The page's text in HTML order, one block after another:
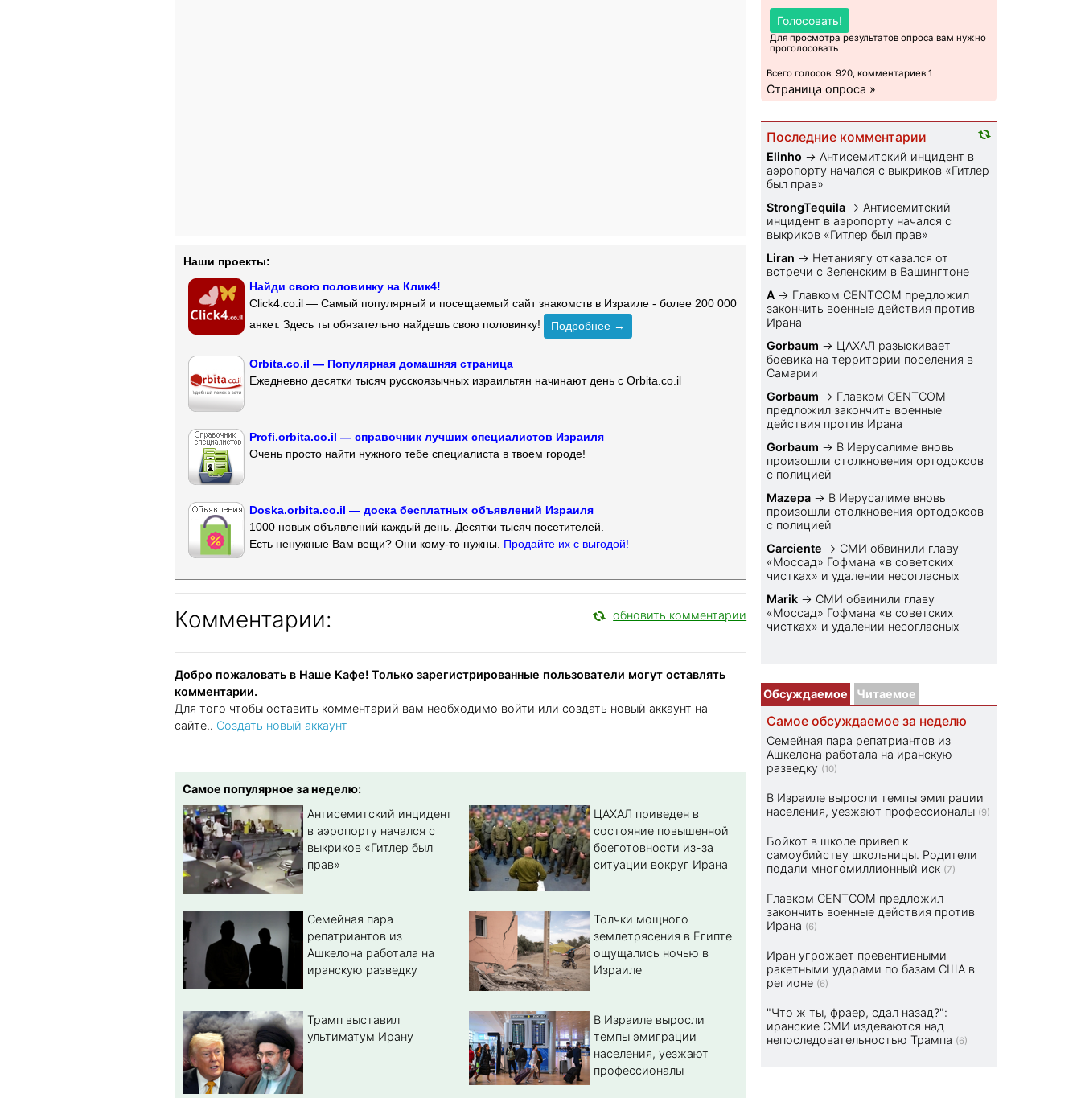
Наши проекты:
Найди свою половинку на Клик4!
Click4.co.il — Самый популярный и посещаемый сайт знакомств в Израиле - более 200 000
анкет. Здесь ты обязательно найдешь свою половинку!
Подробнее →
Orbita.co.il — Популярная домашняя страница
Ежедневно десятки тысяч русскоязычных израильтян начинают день с Orbita.co.il
Profi.orbita.co.il — справочник лучших специалистов Израиля
Очень просто найти нужного тебе специалиста в твоем городе!
Doska.orbita.co.il — доска бесплатных объявлений Израиля
1000 новых объявлений каждый день. Десятки тысяч посетителей.
Есть ненужные Вам вещи? Они кому-то нужны. Продайте их с выгодой!
Комментарии: обновить комментарии
Добро пожаловать в Наше Кафе! Только зарегистрированные пользователи могут оставлять
комментарии.
Для того чтобы оставить комментарий вам необходимо войти или создать новый аккаунт на
сайте.. Создать новый аккаунт
Самое популярное за неделю:
Антисемитский инцидент
в аэропорту начался с
выкриков «Гитлер был
прав»
ЦАХАЛ приведен в
состояние повышенной
боеготовности из-за
ситуации вокруг Ирана
Семейная пара
репатриантов из
Ашкелона работала на
иранскую разведку
Толчки мощного
землетрясения в Египте
ощущались ночью в
Израиле
Трамп выставил
ультиматум Ирану
В Израиле выросли
темпы эмиграции
населения, уезжают
профессионалы
Голосовать!
Для просмотра результатов опроса вам нужно
проголосовать
Всего голосов: 920, комментариев 1
Страница опроса »
Последние комментарии
Elinho → Антисемитский инцидент в
аэропорту начался с выкриков «Гитлер
был прав»
StrongTequila → Антисемитский
инцидент в аэропорту начался с
выкриков «Гитлер был прав»
Liran → Нетаниягу отказался от
встречи с Зеленским в Вашингтоне
A → Главком CENTCOM предложил
закончить военные действия против
Ирана
Gorbaum → ЦАХАЛ разыскивает
боевика на территории поселения в
Самарии
Gorbaum → Главком CENTCOM
предложил закончить военные
действия против Ирана
Gorbaum → В Иерусалиме вновь
произошли столкновения ортодоксов
с полицией
Mazepa → В Иерусалиме вновь
произошли столкновения ортодоксов
с полицией
Carciente → СМИ обвинили главу
«Моссад» Гофмана «в советских
чистках» и удалении несогласных
Marik → СМИ обвинили главу
«Моссад» Гофмана «в советских
чистках» и удалении несогласных
Обсуждаемое Читаемое
Самое обсуждаемое за неделю
Семейная пара репатриантов из
Ашкелона работала на иранскую
разведку (10)
В Израиле выросли темпы эмиграции
населения, уезжают профессионалы (9)
Бойкот в школе привел к
самоубийству школьницы. Родители
подали многомиллионный иск (7)
Главком CENTCOM предложил
закончить военные действия против
Ирана (6)
Иран угрожает превентивными
ракетными ударами по базам США в
регионе (6)
"Что ж ты, фраер, сдал назад?":
иранские СМИ издеваются над
непоследовательностью Трампа (6)